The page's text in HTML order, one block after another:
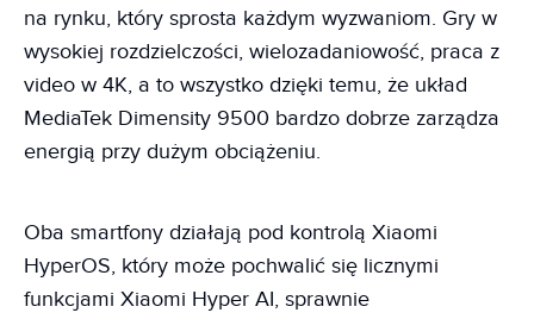
na rynku, który sprosta każdym wyzwaniom. Gry w
wysokiej rozdzielczości, wielozadaniowość, praca z
video w 4K, a to wszystko dzięki temu, że układ
MediaTek Dimensity 9500 bardzo dobrze zarządza
energią przy dużym obciążeniu.
Oba smartfony działają pod kontrolą Xiaomi
HyperOS, który może pochwalić się licznymi
funkcjami Xiaomi Hyper AI, sprawnie